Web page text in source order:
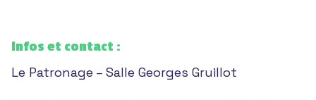
Infos et contact :
Le Patronage – Salle Georges Gruillot